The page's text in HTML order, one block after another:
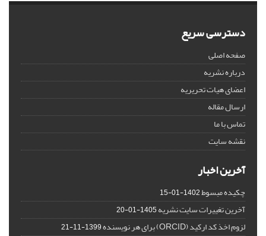
دسترسی سریع
صفحه اصلی
درباره نشریه
اعضای هیات تحریریه
ارسال مقاله
تماس با ما
نقشه سایت
آخرین اخبار
چکیده مبسوط1402-01-15
آخرین تغییرات سایت نشریه1405-01-20
لزوم اخذ کد ارکید (ORCID) برای هر نویسنده 1399-11-21